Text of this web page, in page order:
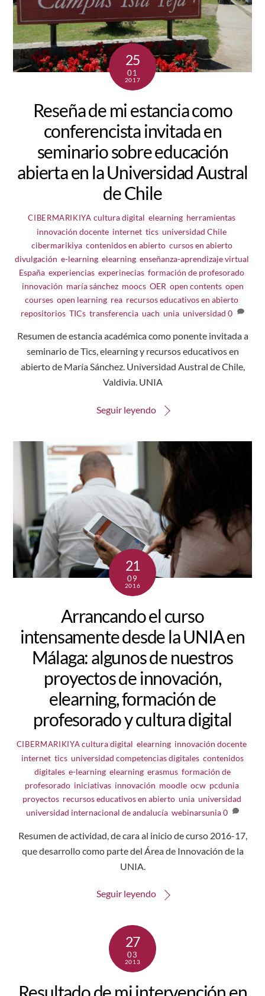
25
01
2017
Reseña de mi estancia como
conferencista invitada en
seminario sobre educación
abierta en la Universidad Austral
de Chile
CIBERMARIKIYA cultura digital elearning, herramientas,
innovación docente internet tics universidad Chile
cibermarikiya, contenidos en abierto, cursos en abierto,
divulgación e-learning, elearning, enseñanza-aprendizaje virtual
España experiencias experinecias formación de profesorado
innovación maría sánchez, moocs, OER open contents, open
courses open learning rea recursos educativos en abierto
repositorios ,TICs ,transferencia ,uach ,unia ,universidad 0
Resumen de estancia académica como ponente invitada a
seminario de Tics, elearning y recursos educativos en
abierto de María Sánchez. Universidad Austral de Chile,
Valdivia. UNIA
Seguir leyendo
21
09
2016
Arrancando el curso
intensamente desde la UNIA en
Málaga: algunos de nuestros
proyectos de innovación,
elearning, formación de
profesorado y cultura digital
CIBERMARIKIYA cultura digital ,elearning innovación docente
internet tics universidad competencias digitales contenidos
digitales e-learning elearning erasmus formación de
profesorado, iniciativas, innovación moodle, ocw, pcdunia,
proyectos, recursos educativos en abierto, unia, universidad
universidad internacional de andalucía, webinarsunia0
Resumen de actividad, de cara al inicio de curso 2016-17,
que desarrollo como parte del Área de Innovación de la
UNIA.
Seguir leyendo
27
03
2013